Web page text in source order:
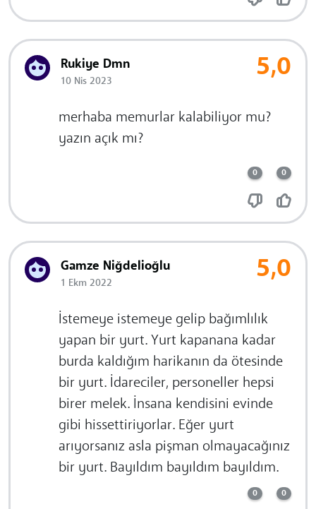
Rukiye Dmn
10 Nis 2023
5,0
merhaba memurlar kalabiliyor mu?
yazın açık mı?
0 0
Gamze Niğdelioğlu
1 Ekm 2022
5,0
İstemeye istemeye gelip bağımlılık
yapan bir yurt. Yurt kapanana kadar
burda kaldığım harikanın da ötesinde
bir yurt. İdareciler, personeller hepsi
birer melek. İnsana kendisini evinde
gibi hissettiriyorlar. Eğer yurt
arıyorsanız asla pişman olmayacağınız
bir yurt. Bayıldım bayıldım bayıldım.
0 0